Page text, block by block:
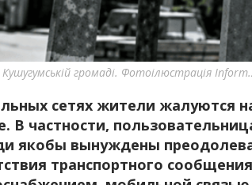
Кушугумській громаді. Фотоілюстрація
сетях жители жалуются
В частности,
якобы вынуждены
транспортного